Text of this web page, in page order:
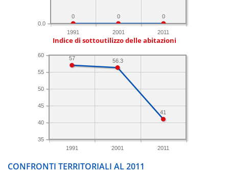
1991 2001 2011
0.0
0
0
0
Indice di sottoutilizzo delle abitazioni
1991 2001 2011
35
40
45
50
55
60
41
56.3
57
CONFRONTI TERRITORIALI AL 2011